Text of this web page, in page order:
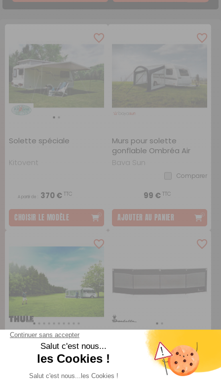
Solette spéciale
Kitovent
A partir de : 370 €TTC
CHOISIR LE MODÈLE
Murs pour solette
gonflable Ombréa Air
Baya Sun
Comparer
99 €TTC
AJOUTER AU PANIER
Façade Résidence G3 Pare-vent